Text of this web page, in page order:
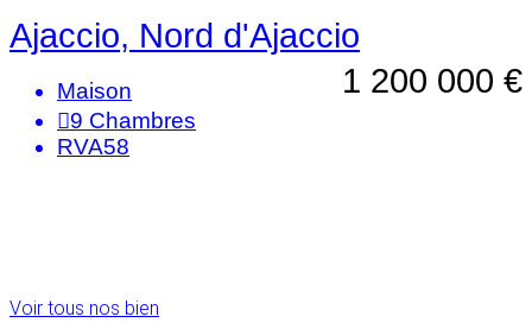
Ajaccio, Nord d'Ajaccio
1 200 000 €
Maison
9 Chambres
RVA58
Voir tous nos bien